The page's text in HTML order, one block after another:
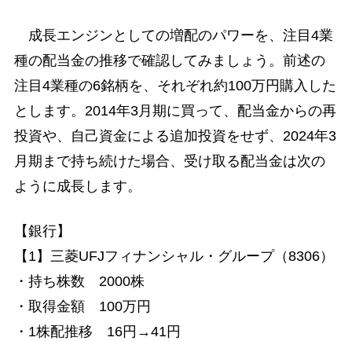
成長エンジンとしての増配のパワーを、注目4業
種の配当金の推移で確認してみましょう。前述の
注目4業種の6銘柄を、それぞれ約100万円購入した
とします。2014年3月期に買って、配当金からの再
投資や、自己資金による追加投資をせず、2024年3
月期まで持ち続けた場合、受け取る配当金は次の
ように成長します。
【銀行】
【1】三菱UFJフィナンシャル・グループ（8306）
・持ち株数 2000株
・取得金額 100万円
・1株配推移 16円→41円